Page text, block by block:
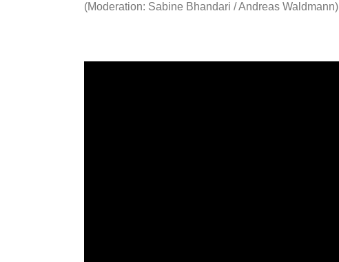
(Moderation: Sabine Bhandari / Andreas Waldmann)